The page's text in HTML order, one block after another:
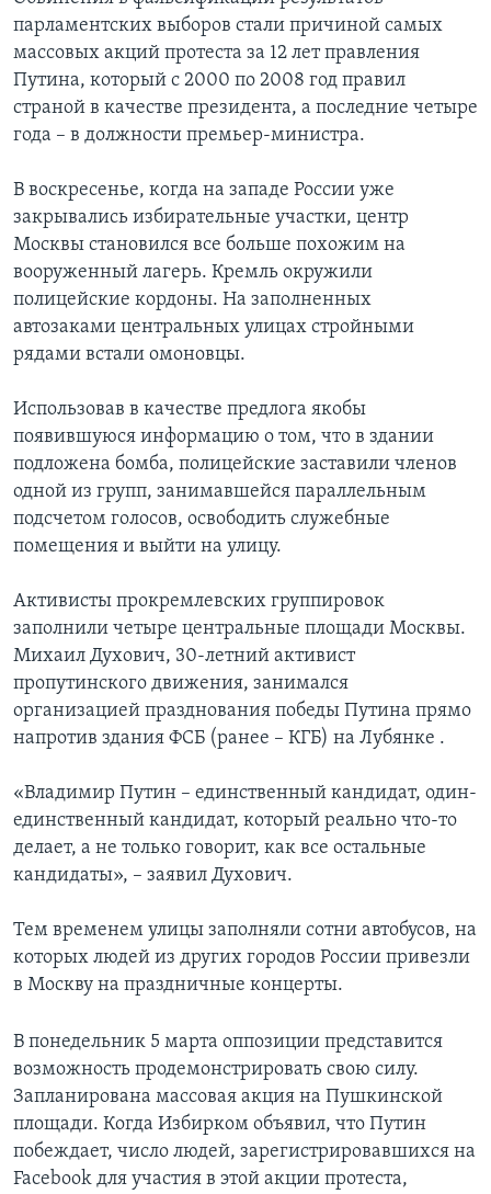
парламентских выборов стали причиной самых
массовых акций протеста за 12 лет правления
Путина, который с 2000 по 2008 год правил
страной в качестве президента, а последние четыре
года – в должности премьер-министра.
В воскресенье, когда на западе России уже
закрывались избирательные участки, центр
Москвы становился все больше похожим на
вооруженный лагерь. Кремль окружили
полицейские кордоны. На заполненных
автозаками центральных улицах стройными
рядами встали омоновцы.
Использовав в качестве предлога якобы
появившуюся информацию о том, что в здании
подложена бомба, полицейские заставили членов
одной из групп, занимавшейся параллельным
подсчетом голосов, освободить служебные
помещения и выйти на улицу.
Активисты прокремлевских группировок
заполнили четыре центральные площади Москвы.
Михаил Духович, 30-летний активист
пропутинского движения, занимался
организацией празднования победы Путина прямо
напротив здания ФСБ (ранее – КГБ) на Лубянке .
«Владимир Путин – единственный кандидат, один-
единственный кандидат, который реально что-то
делает, а не только говорит, как все остальные
кандидаты», – заявил Духович.
Тем временем улицы заполняли сотни автобусов, на
которых людей из других городов России привезли
в Москву на праздничные концерты.
В понедельник 5 марта оппозиции представится
возможность продемонстрировать свою силу.
Запланирована массовая акция на Пушкинской
площади. Когда Избирком объявил, что Путин
побеждает, число людей, зарегистрировавшихся на
Facebook для участия в этой акции протеста,